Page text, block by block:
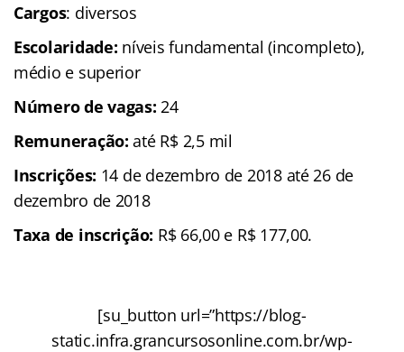
Cargos: diversos
Escolaridade: níveis fundamental (incompleto),
médio e superior
Número de vagas: 24
Remuneração: até R$ 2,5 mil
Inscrições: 14 de dezembro de 2018 até 26 de
dezembro de 2018
Taxa de inscrição: R$ 66,00 e R$ 177,00.
[su_button url=”https://blog-
static.infra.grancursosonline.com.br/wp-